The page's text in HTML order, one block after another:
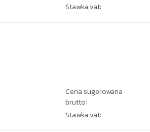
Stawka vat:
Cena sugerowana
brutto:
Stawka vat: